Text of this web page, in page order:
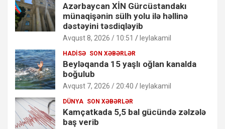
Azərbaycan XİN Gürcüstandakı
münaqişənin sülh yolu ilə həllinə
dəstəyini təsdiqləyib
Avqust 8, 2026 / 10:51 leylakamil
HADISƏ SON XƏBƏRLƏR
Beyləqanda 15 yaşlı oğlan kanalda
boğulub
Avqust 7, 2026 / 20:40 leylakamil
DÜNYA SON XƏBƏRLƏR
Kamçatkada 5,5 bal gücündə zəlzələ
baş verib